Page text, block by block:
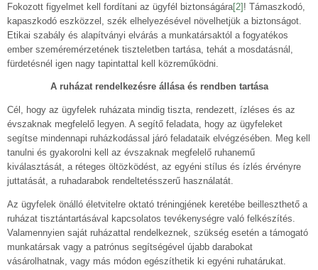
Fokozott figyelmet kell fordítani az ügyfél biztonságára[2] ! Támaszkodó,
kapaszkodó eszközzel, szék elhelyezésével növelhetjük a biztonságot.
Etikai szabály és alapítványi elvárás a munkatársaktól a fogyatékos
ember szeméremérzetének tiszteletben tartása, tehát a mosdatásnál,
fürdetésnél igen nagy tapintattal kell közreműködni.
A ruházat rendelkezésre állása és rendben tartása
Cél, hogy az ügyfelek ruházata mindig tiszta, rendezett, ízléses és az
évszaknak megfelelő legyen. A segítő feladata, hogy az ügyfeleket
segítse mindennapi ruházkodással járó feladataik elvégzésében. Meg kell
tanulni és gyakorolni kell az évszaknak megfelelő ruhanemű
kiválasztását, a réteges öltözködést, az egyéni stílus és ízlés érvényre
juttatását, a ruhadarabok rendeltetésszerű használatát.
Az ügyfelek önálló életvitelre oktató tréningjének keretébe beilleszthető a
ruházat tisztántartásával kapcsolatos tevékenységre való felkészítés.
Valamennyien saját ruházattal rendelkeznek, szükség esetén a támogató
munkatársak vagy a patrónus segítségével újabb darabokat
vásárolhatnak, vagy más módon egészíthetik ki egyéni ruhatárukat.